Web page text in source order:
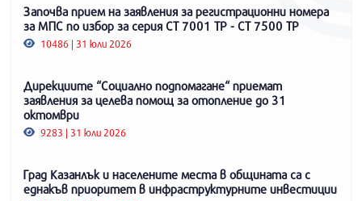
Започва прием на заявления за регистрационни номера
за МПС по избор за серия СТ 7001 ТР - СТ 7500 ТР
10486 | 31 юли 2026
Дирекциите “Социално подпомагане“ приемат
заявления за целева помощ за отопление до 31
октомври
9283 | 31 юли 2026
Град Казанлък и населените места в общината са с
еднакъв приоритет в инфраструктурните инвестиции